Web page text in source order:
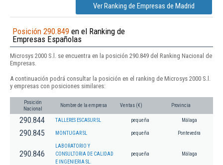
Ver Ranking de Empresas de Madrid
Posición 290.849 en el Ranking de
Empresas Españolas
Microsys 2000 S.l. se encuentra en la posición 290.849 del Ranking Nacional de
Empresas.
A continuación podrá consultar la posición en el ranking de Microsys 2000 S.l.
y empresas con posiciones similares:
Posición
Nacional
Nombre de la empresa Ventas (€) Provincia
290.844 TALLERES ESCASUR SL pequeña Málaga
290.845 MONTUGAR SL pequeña Pontevedra
290.846
LABORATORIO Y
CONSULTORIA DE CALIDAD
E INGENIERIA SL.
pequeña Málaga